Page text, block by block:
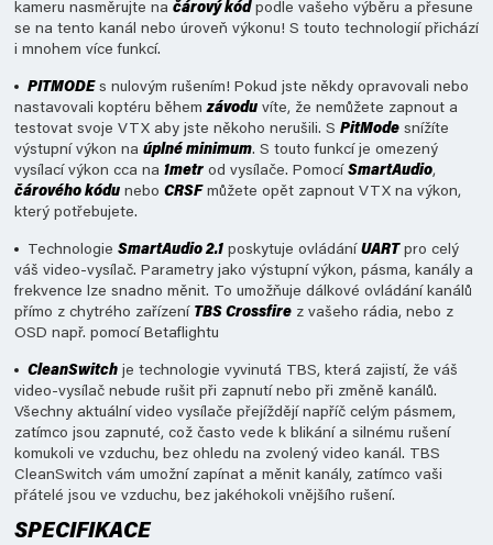
kameru nasměrujte na čárový kódpodle vašeho výběru a přesune
se na tento kanál nebo úroveň výkonu! S touto technologií přichází
i mnohem více funkcí.
PITMODE s nulovým rušením! Pokud jste někdy opravovali nebo
nastavovali koptéru běhemzávodu víte, že nemůžete zapnout a
testovat svoje VTX aby jste někoho nerušili. S PitMode snížíte
výstupní výkon na úplné minimum. S touto funkcí je omezený
vysílací výkon cca na 1metr od vysílače. Pomocí SmartAudio,
čárového kódu nebo CRSF můžete opět zapnout VTX na výkon,
který potřebujete.
Technologie SmartAudio 2.1 poskytuje ovládání UART pro celý
váš video-vysílač. Parametry jako výstupní výkon, pásma, kanály a
frekvence lze snadno měnit. To umožňuje dálkové ovládání kanálů
přímo z chytrého zařízení TBS Crossfire z vašeho rádia, nebo z
OSD např. pomocí Betaflightu
CleanSwitch je technologie vyvinutá TBS, která zajistí, že váš
video-vysílač nebude rušit při zapnutí nebo při změně kanálů.
Všechny aktuální video vysílače přejíždějí napříč celým pásmem,
zatímco jsou zapnuté, což často vede k blikání a silnému rušení
komukoli ve vzduchu, bez ohledu na zvolený video kanál. TBS
CleanSwitch vám umožní zapínat a měnit kanály, zatímco vaši
přátelé jsou ve vzduchu, bez jakéhokoli vnějšího rušení.
SPECIFIKACE